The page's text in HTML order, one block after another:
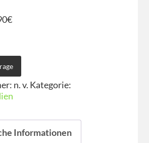
€
n. v. Kategorie:
Informationen